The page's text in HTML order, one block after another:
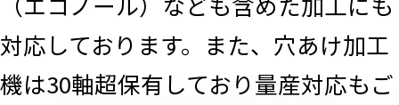
対応しております。また、穴あけ加工
機は30軸超保有しており量産対応もご